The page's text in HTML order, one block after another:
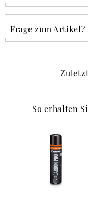
Frage zum Artikel?
So erhalten